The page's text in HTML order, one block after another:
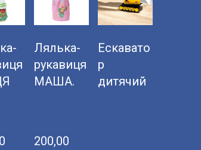
Лялька-
рукавиця
МАША.
200,00
Ескавато
р
дитячий